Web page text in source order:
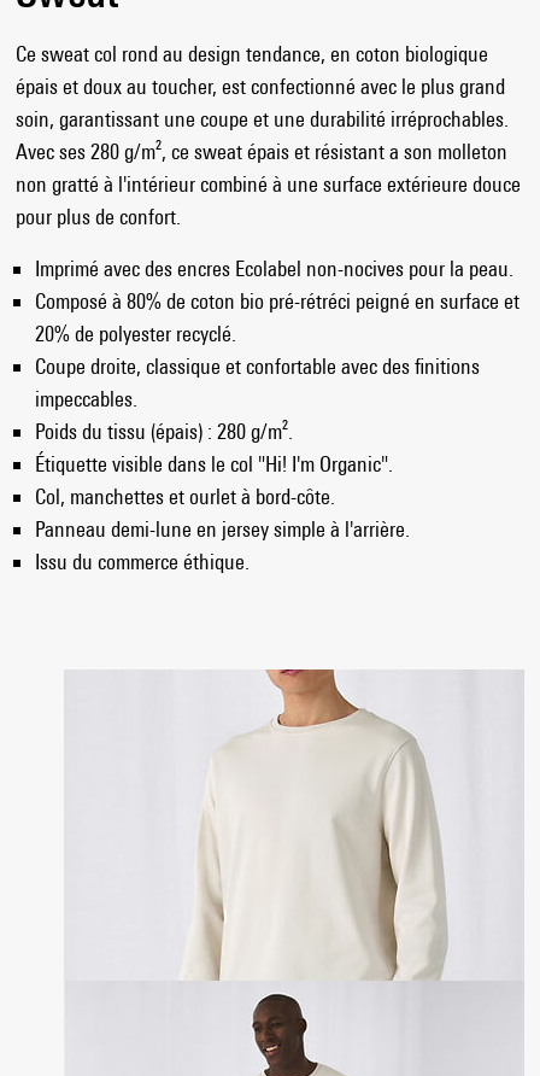
Ce sweat col rond au design tendance, en coton biologique
épais et doux au toucher, est confectionné avec le plus grand
soin, garantissant une coupe et une durabilité irréprochables.
Avec ses 280 g/m², ce sweat épais et résistant a son molleton
non gratté à l'intérieur combiné à une surface extérieure douce
pour plus de confort.
Imprimé avec des encres Ecolabel non-nocives pour la peau.
Composé à 80% de coton bio pré-rétréci peigné en surface et
20% de polyester recyclé.
Coupe droite, classique et confortable avec des finitions
impeccables.
Poids du tissu (épais) : 280 g/m².
Étiquette visible dans le col "Hi! I'm Organic".
Col, manchettes et ourlet à bord-côte.
Panneau demi-lune en jersey simple à l'arrière.
Issu du commerce éthique.